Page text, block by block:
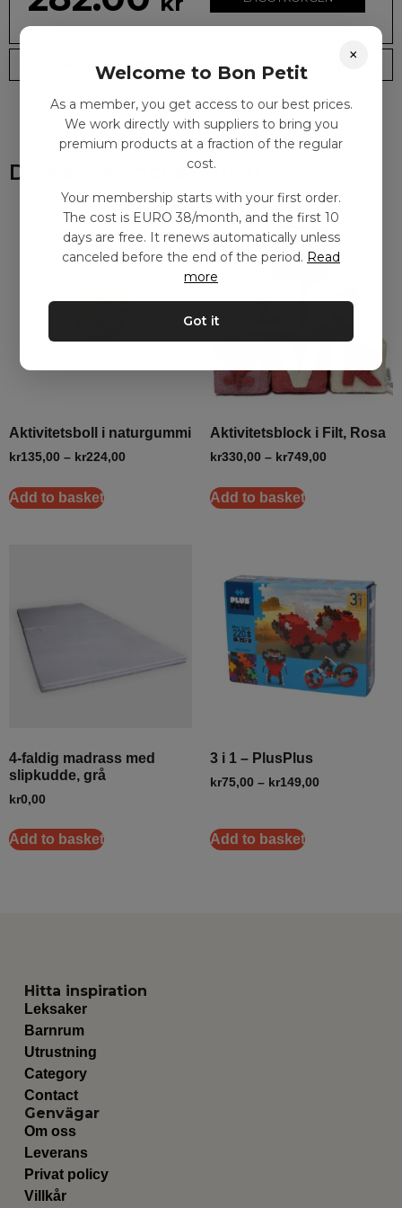
Leveranstid: 2-10 dagar Frakt EURO 4
Du kanske också gillar
Aktivitetsboll i naturgummi
kr135,00 – kr224,00
Add to basket
Aktivitetsblock i Filt, Rosa
kr330,00 – kr749,00
Add to basket
4-faldig madrass med
slipkudde, grå
kr0,00
Add to basket
3 i 1 – PlusPlus
kr75,00 – kr149,00
Add to basket
Hitta inspiration
Leksaker
Barnrum
Utrustning
Category
Contact
Genvägar
Om oss
Leverans
Privat policy
Villkår
×
Welcome to Bon Petit
As a member, you get access to our best prices.
We work directly with suppliers to bring you
premium products at a fraction of the regular
cost.
Your membership starts with your first order.
The cost is EURO 38/month, and the first 10
days are free. It renews automatically unless
canceled before the end of the period. Read
more
Got it